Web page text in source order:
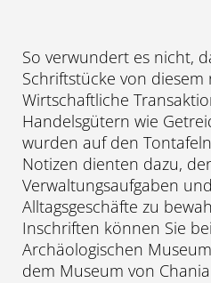
So verwundert es nicht,
Schriftstücke von diesem
Wirtschaftliche
Handelsgütern wie
wurden auf den
Notizen dienten dazu,
Verwaltungsaufgaben
Alltagsgeschäfte zu
Inschriften können Sie
Archäologischen
dem Museum von